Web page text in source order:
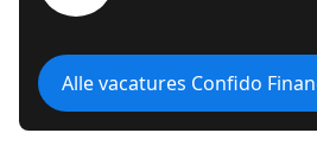
Alle vacatures Confido